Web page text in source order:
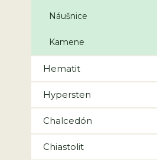
Náušnice
Kamene
Hematit
Hypersten
Chalcedón
Chiastolit